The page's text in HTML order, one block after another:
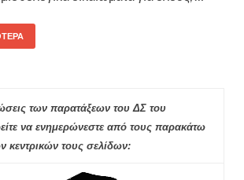
των παρατάξεων του ΔΣ του
να ενημερώνεστε από τους παρακάτω
κεντρικών τους σελίδων: